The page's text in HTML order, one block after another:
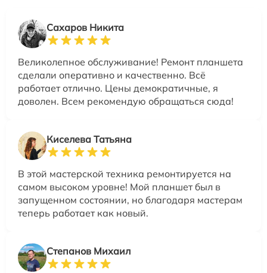
Сахаров Никита
Великолепное обслуживание! Ремонт планшета
сделали оперативно и качественно. Всё
работает отлично. Цены демократичные, я
доволен. Всем рекомендую обращаться сюда!
Киселева Татьяна
В этой мастерской техника ремонтируется на
самом высоком уровне! Мой планшет был в
запущенном состоянии, но благодаря мастерам
теперь работает как новый.
Степанов Михаил